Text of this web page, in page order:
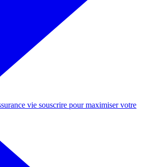
vie souscrire pour maximiser votre